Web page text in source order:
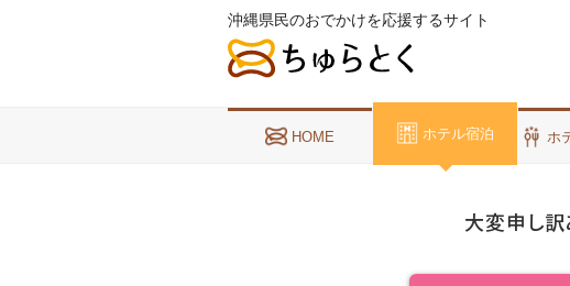
沖縄県民のおでかけを応援するサイト
HOME ホテル宿泊 ホ
大変申し訳